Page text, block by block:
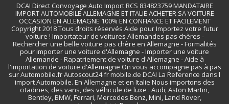
DCAI Direct Convoyage Auto Import RCS 834823759 MANDATAIRE
IMPORT AUTOMOBILE ALLEMAGNE ET ITALIE ACHETER SA VOITURE
OCCASION EN ALLEMAGNE 100% EN CONFIANCE ET FACILEMENT
Copyright 2018 Tous droits réservés Aide pour Importez votre futur
voiture ! Importateur de voitures Allemandes pas chères -
Rechercher une belle voiture pas chère en Allemagne - Formalités
pour importer une voiture d'Allemagne - Importer une voiture
Allemande - Rapatriement de voiture d'Allemagne - Aide à
l'importation de voiture d'Allemagne On vous accompagne pas à pas
sur Automobile.fr Autoscout24.fr mobile.de DCAI La Reference dans l
import Automobile. En Allemagne et en Italie Nous importons des
citadines, des vans, des véhicule de luxe : Audi, Aston Martin,
Bentley, BMW, Ferrari, Mercedes Benz, Mini, Land Rover,